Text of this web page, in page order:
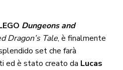
Dungeons and
Dragon’s Tale, è finalmente
set che farà
ed è stato creato da Lucas